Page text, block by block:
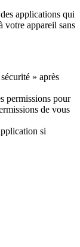
applications qui
votre appareil sans
» après
permissions pour
de vous
si